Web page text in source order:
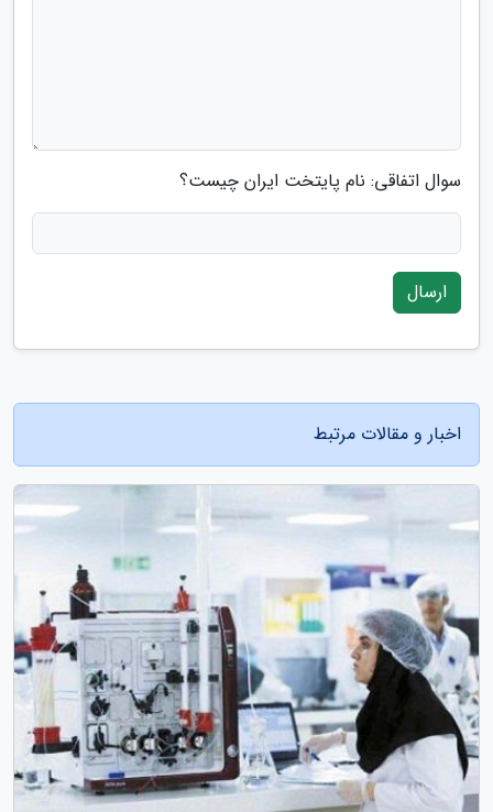
سوال اتفاقی: نام پایتخت ایران چیست؟
ارسال
اخبار و مقالات مرتبط